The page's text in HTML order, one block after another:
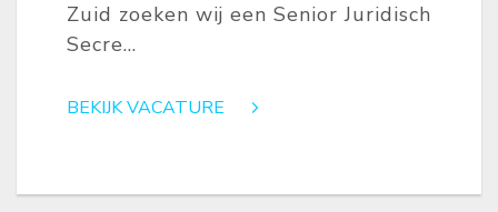
Zuid zoeken wij een Senior Juridisch
Secre...
BEKIJK VACATURE